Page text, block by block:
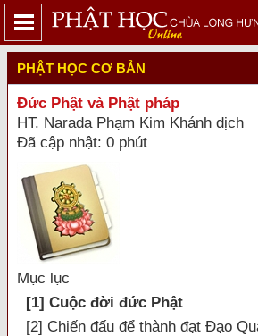
PHẬT HỌC CƠ BẢN
Đức Phật và Phật pháp
HT. Narada Phạm Kim Khánh dịch
Đã cập nhật: 0 phút
Mục lục
[1] Cuộc đời đức Phật
[2] Chiến đấu để thành đạt Đạo